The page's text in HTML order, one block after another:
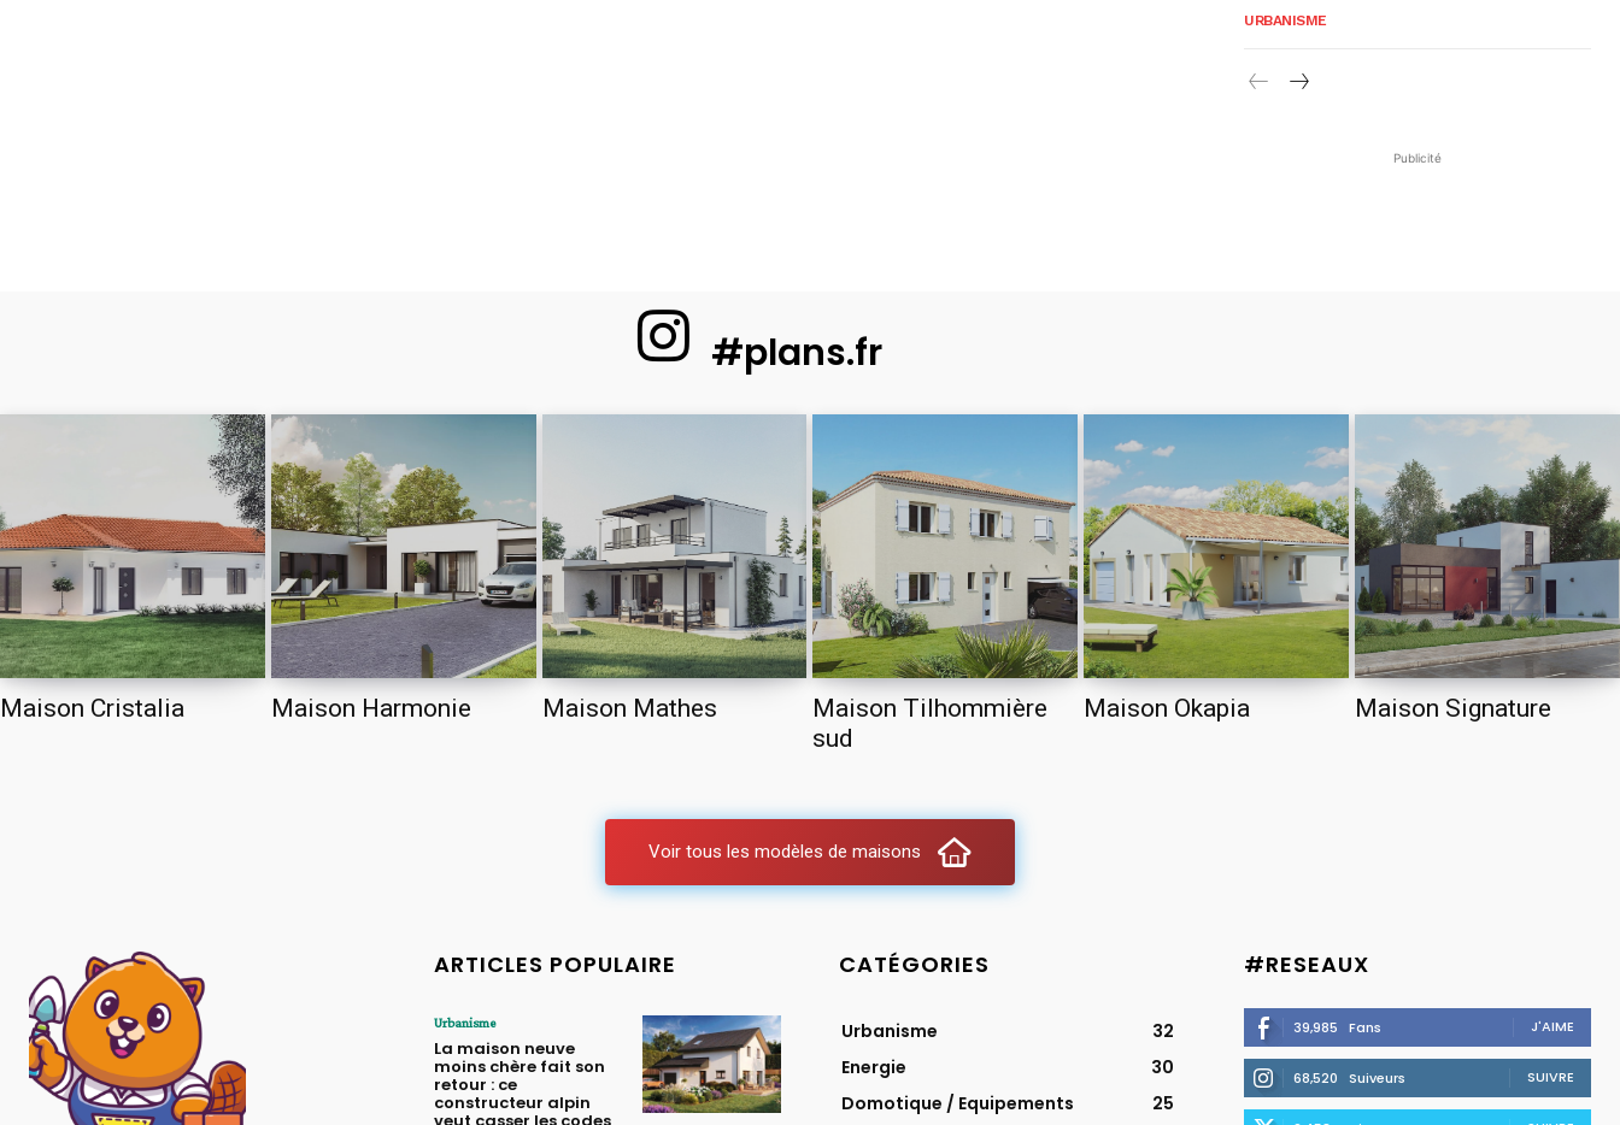
URBANISME
Publicité
#plans.fr
Maison Cristalia Maison Harmonie Maison Mathes
Maison Tilhommière
sud
Maison Okapia Maison Signature
Voir tous les modèles de maisons
ARTICLES POPULAIRE
Urbanisme
La maison neuve
moins chère fait son
retour : ce
constructeur alpin
CATÉGORIES
Urbanisme
32
Energie
30
Domotique / Equipements
25
#RESEAUX
39,985 Fans J'AIME
68,520 Suiveurs SUIVRE